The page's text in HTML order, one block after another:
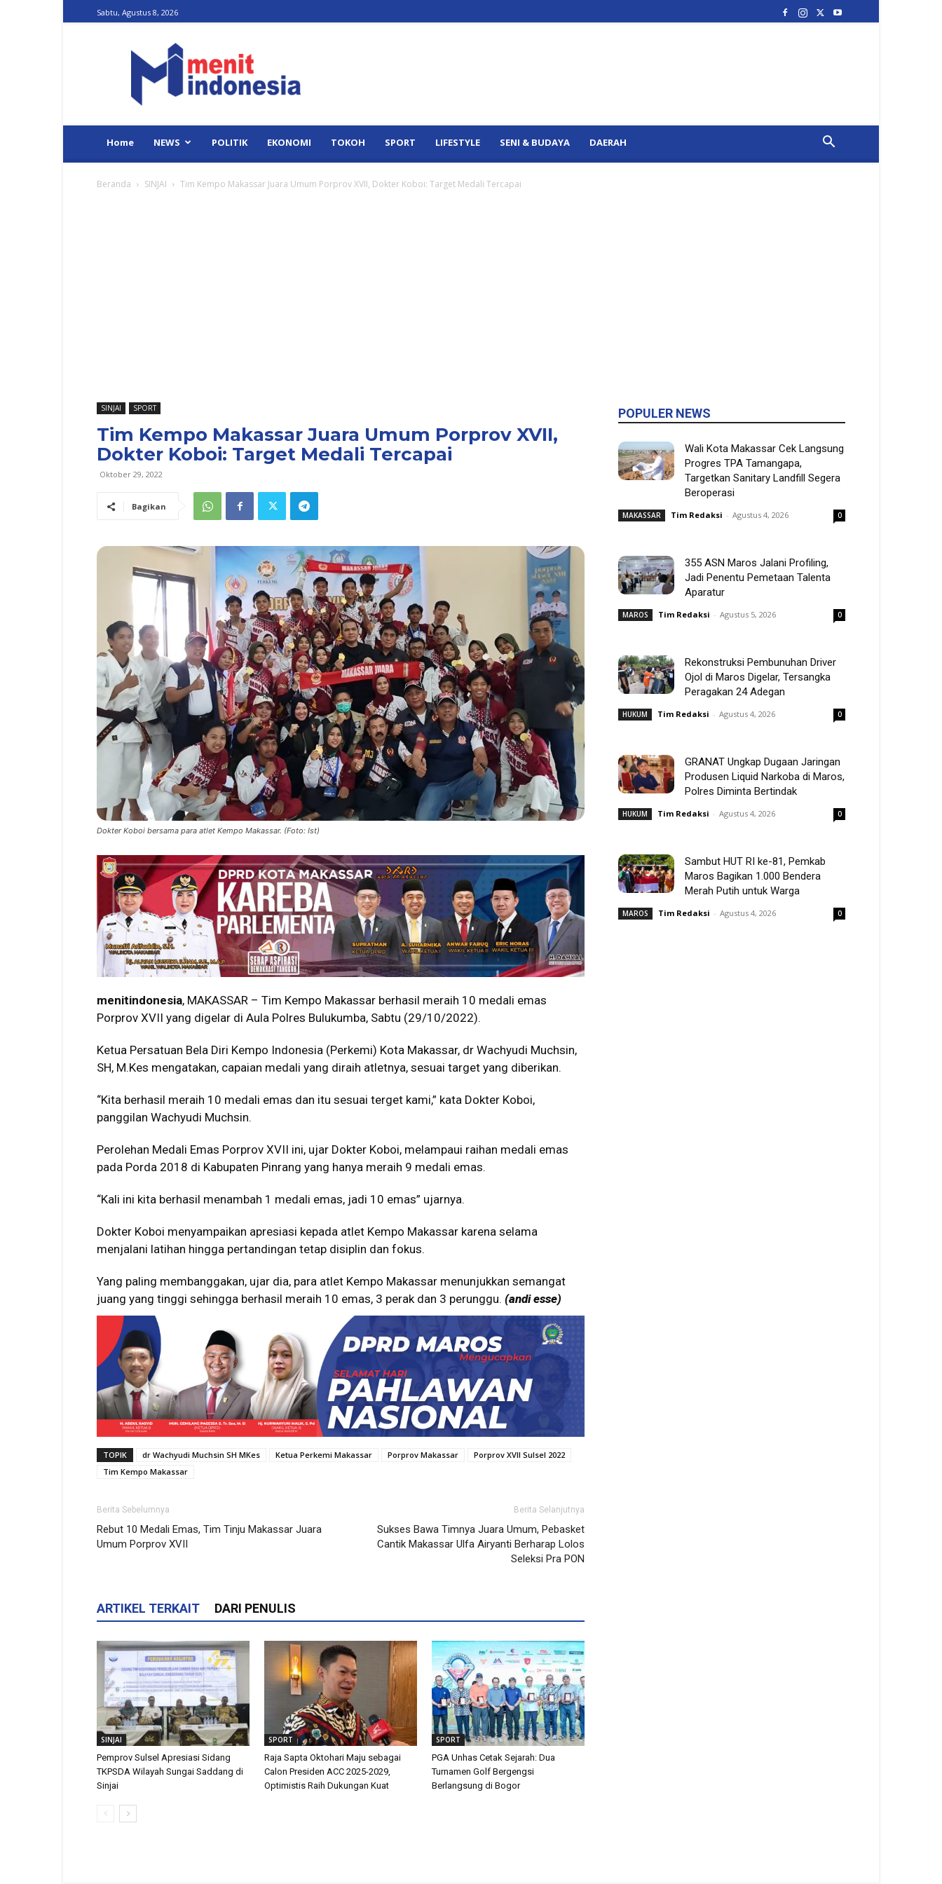
Sabtu, Agustus 8, 2026
Indonesia
Home NEWS POLITIK EKONOMI TOKOH SPORT LIFESTYLE SENI & BUDAYA DAERAH
Beranda SINJAI Tim Kempo Makassar Juara Umum Porprov XVII, Dokter Koboi: Target Medali Tercapai
SINJAI SPORT
Tim Kempo Makassar Juara Umum Porprov XVII,
Dokter Koboi: Target Medali Tercapai
Oktober 29, 2022
Bagikan
Dokter Koboi bersama para atlet Kempo Makassar. (Foto: Ist)
menitindonesia, MAKASSAR – Tim Kempo Makassar berhasil meraih 10 medali emas
Porprov XVII yang digelar di Aula Polres Bulukumba, Sabtu (29/10/2022).
Ketua Persatuan Bela Diri Kempo Indonesia (Perkemi) Kota Makassar, dr Wachyudi Muchsin,
SH, M.Kes mengatakan, capaian medali yang diraih atletnya, sesuai target yang diberikan.
“Kita berhasil meraih 10 medali emas dan itu sesuai terget kami,” kata Dokter Koboi,
panggilan Wachyudi Muchsin.
Perolehan Medali Emas Porprov XVII ini, ujar Dokter Koboi, melampaui raihan medali emas
pada Porda 2018 di Kabupaten Pinrang yang hanya meraih 9 medali emas.
“Kali ini kita berhasil menambah 1 medali emas, jadi 10 emas” ujarnya.
Dokter Koboi menyampaikan apresiasi kepada atlet Kempo Makassar karena selama
menjalani latihan hingga pertandingan tetap disiplin dan fokus.
Yang paling membanggakan, ujar dia, para atlet Kempo Makassar menunjukkan semangat
juang yang tinggi sehingga berhasil meraih 10 emas, 3 perak dan 3 perunggu. (andi esse)
TOPIK dr Wachyudi Muchsin SH MKes Ketua Perkemi Makassar Porprov Makassar
Porprov XVII Sulsel 2022
Tim Kempo Makassar
Berita Sebelumnya
Rebut 10 Medali Emas, Tim Tinju Makassar Juara
Umum Porprov XVII
Berita Selanjutnya
Sukses Bawa Timnya Juara Umum, Pebasket
Cantik Makassar Ulfa Airyanti Berharap Lolos
Seleksi Pra PON
ARTIKEL TERKAIT DARI PENULIS
SINJAI
Pemprov Sulsel Apresiasi Sidang
TKPSDA Wilayah Sungai Saddang di
Sinjai
SPORT
Raja Sapta Oktohari Maju sebagai
Calon Presiden ACC 2025-2029,
Optimistis Raih Dukungan Kuat
SPORT
PGA Unhas Cetak Sejarah: Dua
Turnamen Golf Bergengsi
Berlangsung di Bogor
POPULER NEWS
Wali Kota Makassar Cek Langsung
Progres TPA Tamangapa,
Targetkan Sanitary Landfill Segera
Beroperasi
MAKASSAR Tim Redaksi - Agustus 4, 2026 0
355 ASN Maros Jalani Profiling,
Jadi Penentu Pemetaan Talenta
Aparatur
MAROS Tim Redaksi - Agustus 5, 2026 0
Rekonstruksi Pembunuhan Driver
Ojol di Maros Digelar, Tersangka
Peragakan 24 Adegan
HUKUM Tim Redaksi - Agustus 4, 2026 0
GRANAT Ungkap Dugaan Jaringan
Produsen Liquid Narkoba di Maros,
Polres Diminta Bertindak
HUKUM Tim Redaksi - Agustus 4, 2026 0
Sambut HUT RI ke-81, Pemkab
Maros Bagikan 1.000 Bendera
Merah Putih untuk Warga
MAROS Tim Redaksi - Agustus 4, 2026 0